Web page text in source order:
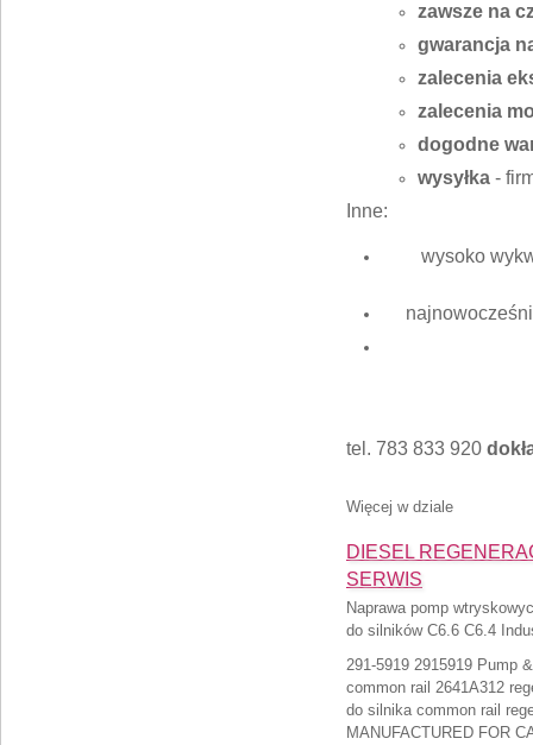
zawsze na
gwarancja
zalecenia
zalecenia
dogodne
wysyłka -
Inne:
wysoko
tel. 783 833 920
Więcej w dziale
DIESEL
SERWIS
Naprawa pomp
do silników C6.6 C6.4
291-5919 2915919 Pump
common rail 2641A312
do silnika common rail
MANUFACTURED FOR